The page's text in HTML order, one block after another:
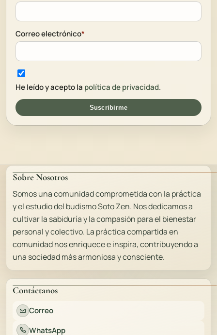
Correo electrónico*
He leído y acepto la política de privacidad.
Suscribirme
Sobre Nosotros
Somos una comunidad comprometida con la práctica
y el estudio del budismo Soto Zen. Nos dedicamos a
cultivar la sabiduría y la compasión para el bienestar
personal y colectivo. La práctica compartida en
comunidad nos enriquece e inspira, contribuyendo a
una sociedad más armoniosa y consciente.
Contáctanos
Correo
WhatsApp